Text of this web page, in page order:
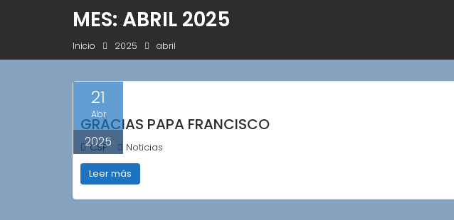
MES: ABRIL 2025
Inicio 2025 abril
21
Abr
2025
GRACIAS PAPA FRANCISCO
CSF
Noticias
Leer más